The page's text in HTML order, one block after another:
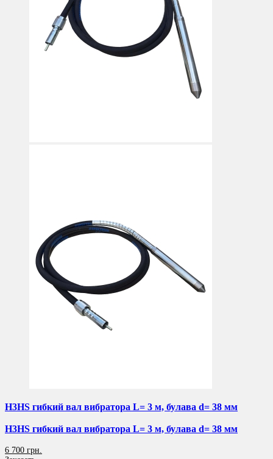
H3HS гибкий вал вибратора L= 3 м, булава d= 38 мм
H3HS гибкий вал вибратора L= 3 м, булава d= 38 мм
6 700 грн.